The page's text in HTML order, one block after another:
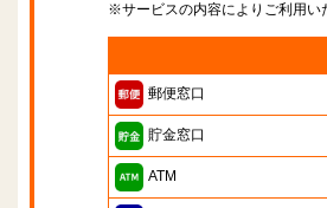
※サービスの内容によりご利用い
郵便窓口
貯金窓口
ATM